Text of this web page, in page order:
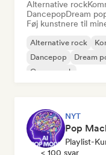
Alternative rock
DancepopDream
Føj kunstnere til
Alternative rock
Dancepop
Dream
Garagerock
NYT
Playlist-
< 100 svar